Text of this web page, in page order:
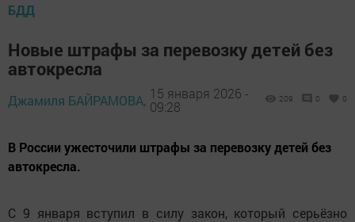
БДД
Новые штрафы за перевозку детей без
автокресла
Джамиля БАЙРАМОВА, 15 января 2026 -
09:28
209 0 0
В России ужесточили штрафы за перевозку детей без
автокресла.
С 9 января вступил в силу закон, который серьёзно